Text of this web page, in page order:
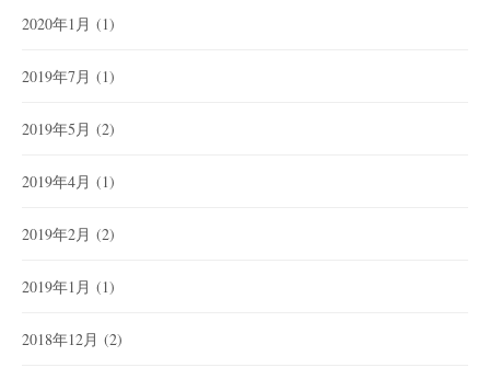
2020年1月 (1)
2019年7月 (1)
2019年5月 (2)
2019年4月 (1)
2019年2月 (2)
2019年1月 (1)
2018年12月 (2)